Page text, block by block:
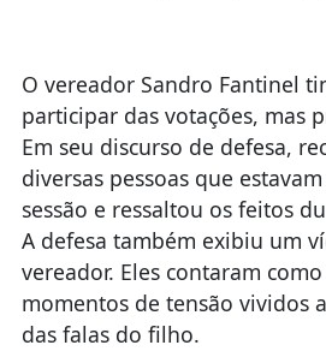
O vereador Sandro Fantinel
participar das votações, mas
Em seu discurso de defesa,
diversas pessoas que
sessão e ressaltou os feitos
A defesa também exibiu um
vereador. Eles contaram
momentos de tensão vividos
das falas do filho.